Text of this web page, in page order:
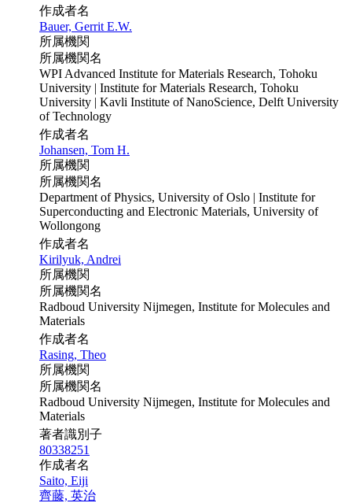
作成者名
Bauer, Gerrit E.W.
所属機関
所属機関名
WPI Advanced Institute for Materials Research, Tohoku
University | Institute for Materials Research, Tohoku
University | Kavli Institute of NanoScience, Delft University
of Technology
作成者名
Johansen, Tom H.
所属機関
所属機関名
Department of Physics, University of Oslo | Institute for
Superconducting and Electronic Materials, University of
Wollongong
作成者名
Kirilyuk, Andrei
所属機関
所属機関名
Radboud University Nijmegen, Institute for Molecules and
Materials
作成者名
Rasing, Theo
所属機関
所属機関名
Radboud University Nijmegen, Institute for Molecules and
Materials
著者識別子
80338251
作成者名
Saito, Eiji
齊藤, 英治